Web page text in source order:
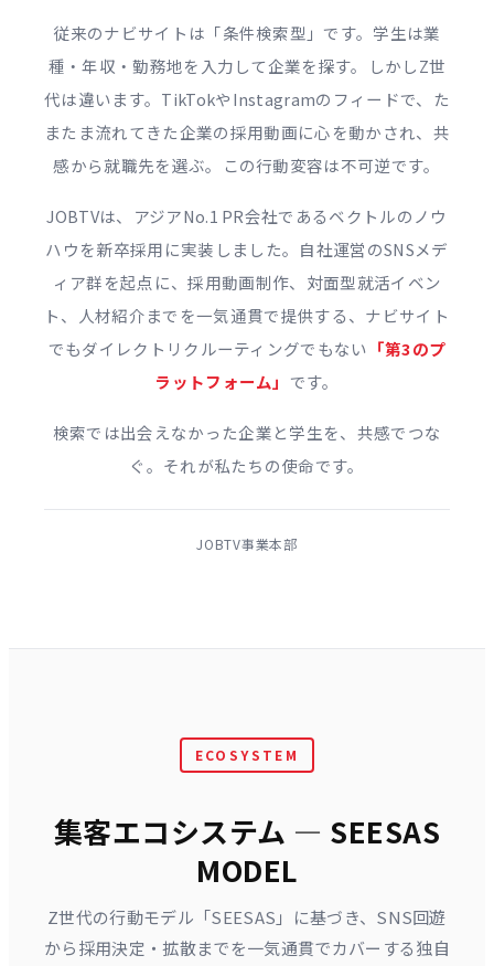
従来のナビサイトは「条件検索型」です。学生は業
種・年収・勤務地を入力して企業を探す。しかしZ世
代は違います。TikTokやInstagramのフィードで、た
またま流れてきた企業の採用動画に心を動かされ、共
感から就職先を選ぶ。この行動変容は不可逆です。
JOBTVは、アジアNo.1 PR会社であるベクトルのノウ
ハウを新卒採用に実装しました。自社運営のSNSメデ
ィア群を起点に、採用動画制作、対面型就活イベン
ト、人材紹介までを一気通貫で提供する、ナビサイト
でもダイレクトリクルーティングでもない 「第3のプ
ラットフォーム」 です。
検索では出会えなかった企業と学生を、共感でつな
ぐ。それが私たちの使命です。
JOBTV事業本部
ECOSYSTEM
集客エコシステム ― SEESAS
MODEL
Z世代の行動モデル「SEESAS」に基づき、SNS回遊
から採用決定・拡散までを一気通貫でカバーする独自